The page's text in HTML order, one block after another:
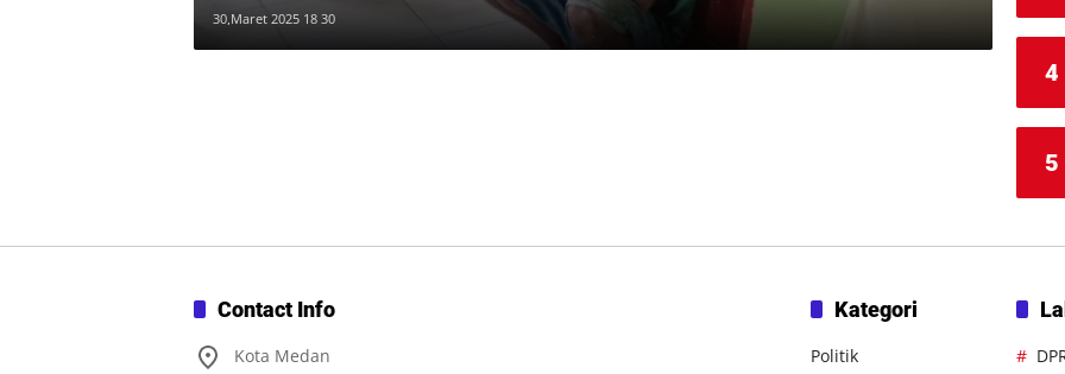
30,Maret 2025 18 30
4
5
Contact Info
Kota Medan
Kategori
Politik